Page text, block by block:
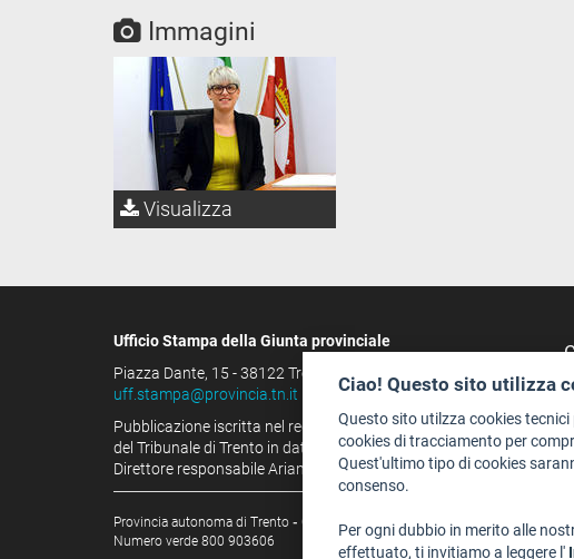
Immagini
Visualizza
Ufficio Stampa della Giunta provinciale
Piazza Dante, 15 - 38122 Trento (IT)
uff.stampa@provincia.tn.it
Pubblicazione iscritta nel registro della stampa
del Tribunale di Trento in data 13.08.1963 al n. 100
Direttore responsabile Arianna Tamburini
Provincia autonoma di Trento - C.F. e P.IVA: 00337460224
Numero verde 800 903606
Ciao! Questo sito utilizza
Questo sito utilzza cookies
cookies di tracciamento per
Quest'ultimo tipo di cookies
consenso.
Per ogni dubbio in merito alle
effettuato, ti invitiamo a leggere l'